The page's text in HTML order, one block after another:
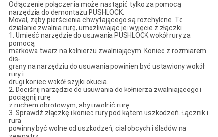
Odłączenie połączenia może nastąpić tylko za pomocą
narzędzia do demontażu PUSHLOCK.
Moval, zęby pierścienia chwytającego są rozchylone. To
działanie zwalnia rurę, umożliwiając jej wyjęcie z złączki.
1. Umieść narzędzie do usuwania PUSHLOCK wokół rury za
pomocą
markowa twarz na kołnierzu zwalniającym. Koniec z rozmiarem
dis-
grany na narzędziu do usuwania powinien być ustawiony wokół
rury i
drugi koniec wokół szyjki okucia.
2. Dociśnij narzędzie do usuwania do kołnierza zwalniającego i
pociągnij rurę
z ruchem obrotowym, aby uwolnić rurę.
3. Sprawdź złączkę i koniec rury pod kątem uszkodzeń. Łącznik i
rura
powinny być wolne od uszkodzeń, ciał obcych i śladów na